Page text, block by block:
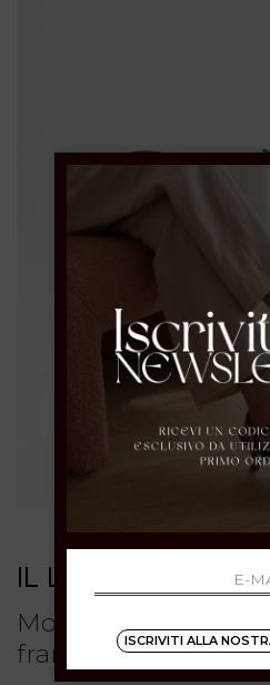
IL LACCIO
Mocassini verde
frange
ISCRIVITI ALLA